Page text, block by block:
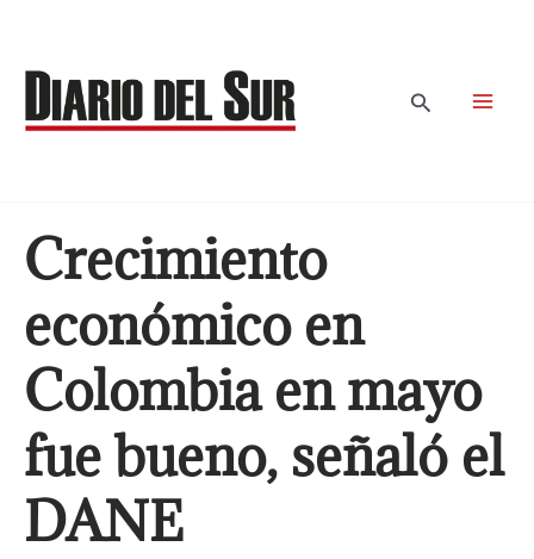
contenido
Buscar
Crecimiento
económico en
Colombia en mayo
fue bueno, señaló el
DANE